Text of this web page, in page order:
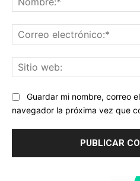
Guardar mi nombre, correo
navegador la próxima vez que